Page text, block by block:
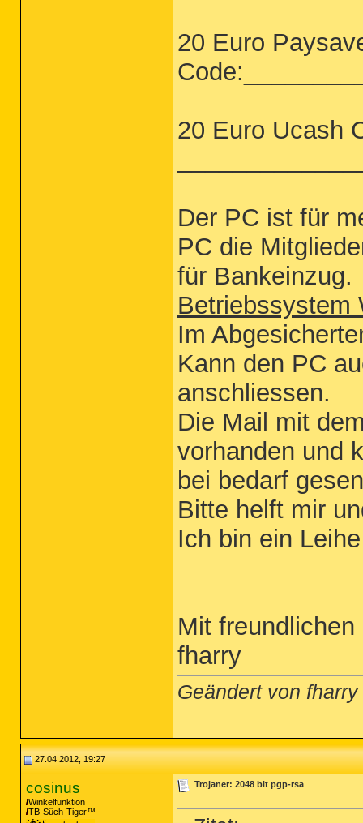
20 Euro
20 Euro Ucash
Der PC ist für
PC die
für Bankeinzug.
Betriebssystem
Im
Kann den PC
anschliessen.
Die Mail mit
vorhanden und
bei bedarf
Bitte helft mir
Ich bin ein
Mit
fharry
Geändert von
27.04.2012, 19:27
cosinus
Winkelfunktion
TB-Süch-Tiger™
Trojaner: 2048 bit pgp-rsa